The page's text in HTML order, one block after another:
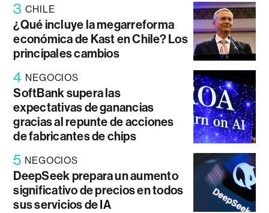
3 CHILE
¿Qué incluye la megarreforma
económica de Kast en Chile? Los
principales cambios
4 NEGOCIOS
SoftBank supera las
expectativas de ganancias
gracias al repunte de acciones
de fabricantes de chips
5 NEGOCIOS
DeepSeek prepara un aumento
significativo de precios en todos
sus servicios de IA